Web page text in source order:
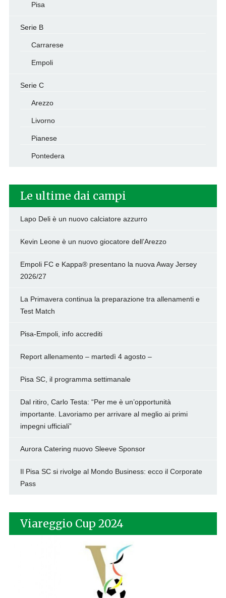
Pisa
Serie B
Carrarese
Empoli
Serie C
Arezzo
Livorno
Pianese
Pontedera
Le ultime dai campi
Lapo Deli è un nuovo calciatore azzurro
Kevin Leone è un nuovo giocatore dell’Arezzo
Empoli FC e Kappa® presentano la nuova Away Jersey
2026/27
La Primavera continua la preparazione tra allenamenti e
Test Match
Pisa-Empoli, info accrediti
Report allenamento – martedì 4 agosto –
Pisa SC, il programma settimanale
Dal ritiro, Carlo Testa: “Per me è un’opportunità
importante. Lavoriamo per arrivare al meglio ai primi
impegni ufficiali”
Aurora Catering nuovo Sleeve Sponsor
Il Pisa SC si rivolge al Mondo Business: ecco il Corporate
Pass
Viareggio Cup 2024